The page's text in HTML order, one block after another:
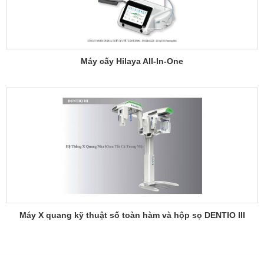
Máy cấy Hilaya All-In-One
Máy X quang kỹ thuật số toàn hàm và hộp sọ DENTIO III